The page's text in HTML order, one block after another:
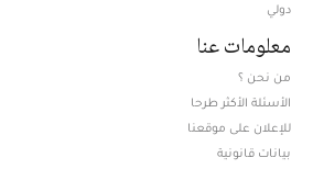
دولي
معلومات عنا
من نحن ؟
الأسئلة الأكثر طرحا
للإعلان على موقعنا
بيانات قانونية